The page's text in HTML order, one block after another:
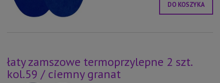
DO KOSZYKA
łaty zamszowe termoprzylepne 2 szt.
kol.59 / ciemny granat